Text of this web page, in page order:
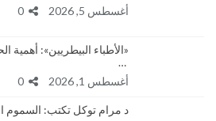
أغسطس 5, 2026
«الأطباء البيطريين»:
…
أغسطس 1, 2026
د مرام توكل تكتب: السموم